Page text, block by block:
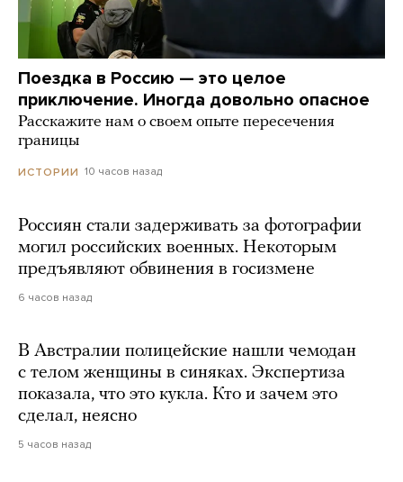
Поездка в Россию — это целое
приключение. Иногда довольно опасное
Расскажите нам о своем опыте пересечения
границы
ИСТОРИИ 10 часов назад
Россиян стали задерживать за фотографии
могил российских военных. Некоторым
предъявляют обвинения в госизмене
6 часов назад
В Австралии полицейские нашли чемодан
с телом женщины в синяках. Экспертиза
показала, что это кукла. Кто и зачем это
сделал, неясно
5 часов назад